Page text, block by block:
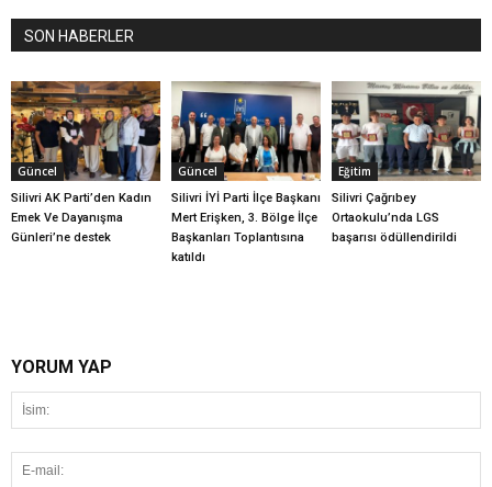
SON HABERLER
Güncel
Silivri AK Parti’den Kadın
Emek Ve Dayanışma
Günleri’ne destek
Güncel
Silivri İYİ Parti İlçe Başkanı
Mert Erişken, 3. Bölge İlçe
Başkanları Toplantısına
katıldı
Eğitim
Silivri Çağrıbey
Ortaokulu’nda LGS
başarısı ödüllendirildi
YORUM YAP